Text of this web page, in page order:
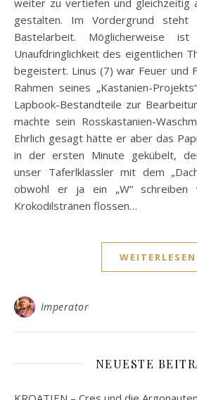
gestalten. Im Vordergrund steht
Bastelarbeit. Möglicherweise
Unaufdringlichkeit des eigentlichen
begeistert. Linus (7) war Feuer und
Rahmen seines „Kastanien-
Lapbook-Bestandteile zur
machte sein Rosskastanien-
Ehrlich gesagt hätte er aber das
in der ersten Minute gekübelt,
unser Taferlklassler mit dem
obwohl er ja ein „W“ schreiben
Krokodilstränen flossen…
WEITERLESEN
Imperator
NEUESTE